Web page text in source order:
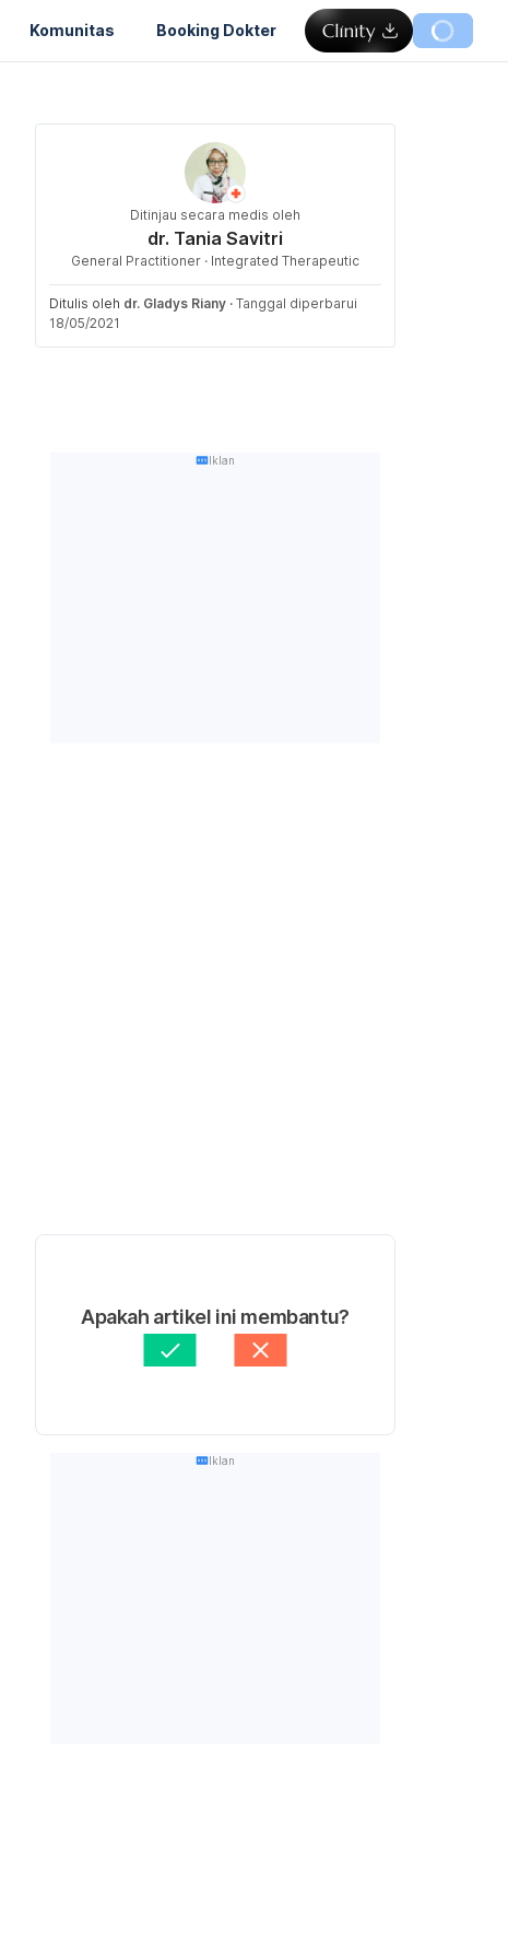
Komunitas Booking Dokter
Ditinjau secara medis oleh
dr. Tania Savitri
General Practitioner · Integrated Therapeutic
Ditulis oleh dr. Gladys Riany · Tanggal diperbarui
18/05/2021
Iklan
Apakah artikel ini membantu?
Iklan